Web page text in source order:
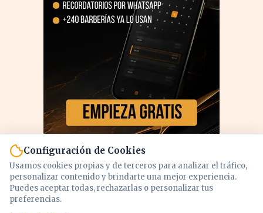
Configuración de Cookies
Usamos cookies propias y de terceros para analizar el tráfico,
personalizar contenido y brindarte una mejor experiencia.
Puedes aceptar todas, rechazarlas o personalizar tus
preferencias.